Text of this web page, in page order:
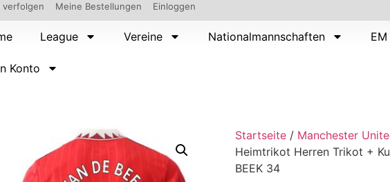
verfolgen Meine Bestellungen Einloggen
League Vereine Nationalmannschaften
Konto
Startseite / Manchester
Heimtrikot Herren Trikot +
BEEK 34